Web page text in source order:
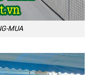
MUA